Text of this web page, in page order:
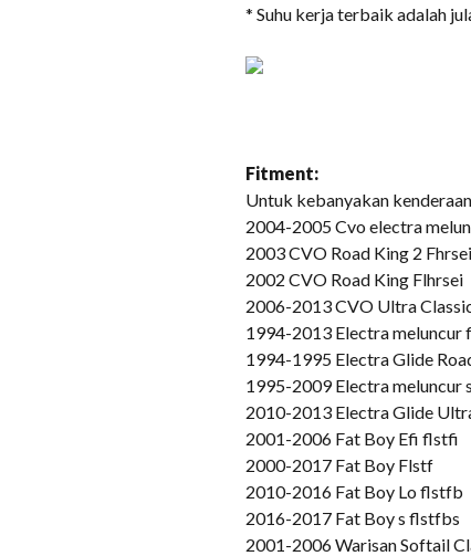
* Suhu kerja terbaik adalah
Fitment:
Untuk kebanyakan
2004-2005 Cvo electra
2003 CVO Road King 2
2002 CVO Road King Flhrsei
2006-2013 CVO Ultra
1994-2013 Electra meluncur
1994-1995 Electra Glide
1995-2009 Electra meluncur
2010-2013 Electra Glide
2001-2006 Fat Boy Efi flstfi
2000-2017 Fat Boy Flstf
2010-2016 Fat Boy Lo flstfb
2016-2017 Fat Boy s flstfbs
2001-2006 Warisan Softail